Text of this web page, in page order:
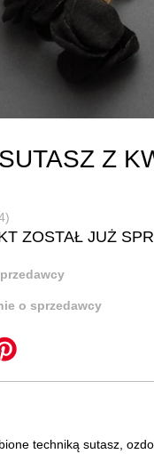
Z
ZOSTAŁ JUŻ
o sprzedawcy
techniką sutasz,